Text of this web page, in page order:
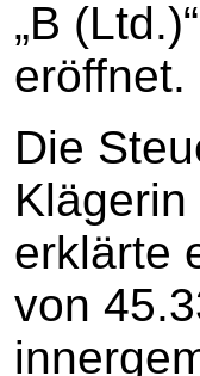
„B
Die
erklärte
von